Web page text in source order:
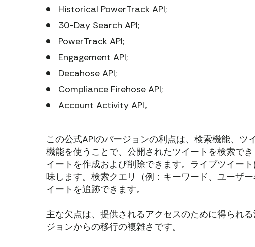
Historical PowerTrack API;
30-Day Search API;
PowerTrack API;
Engagement API;
Decahose API;
Compliance Firehose API;
Account Activity API。
この公式APIのバージョンの利点は、検索機能、
機能を使うことで、公開されたツイートを検索で
イートを作成および削除できます。ライブツイー
味します。検索クエリ（例：キーワード、ユーザ
イートを追跡できます。
主な欠点は、提供されるアクセスのために得られ
ジョンからの移行の複雑さです。